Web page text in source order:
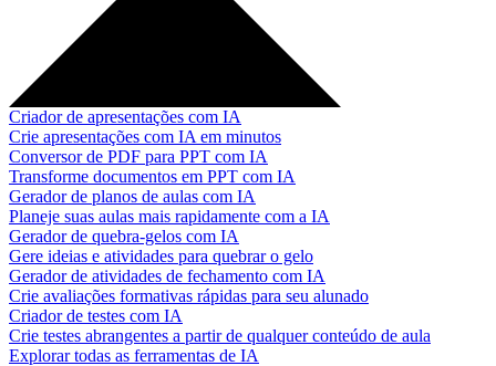
Criador de apresentações com IA
Crie apresentações com IA em minutos
Conversor de PDF para PPT com IA
Transforme documentos em PPT com IA
Gerador de planos de aulas com IA
Planeje suas aulas mais rapidamente com a IA
Gerador de quebra-gelos com IA
Gere ideias e atividades para quebrar o gelo
Gerador de atividades de fechamento com IA
Crie avaliações formativas rápidas para seu alunado
Criador de testes com IA
Crie testes abrangentes a partir de qualquer conteúdo de aula
Explorar todas as ferramentas de IA